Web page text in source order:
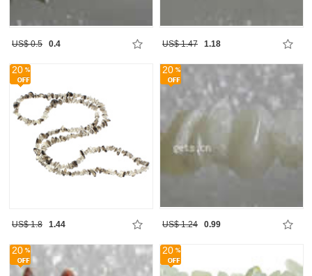
US$ 0.5 0.4 US$ 1.47 1.18
20
US$ 1.8 1.44
20
US$ 1.24 0.99
20 20